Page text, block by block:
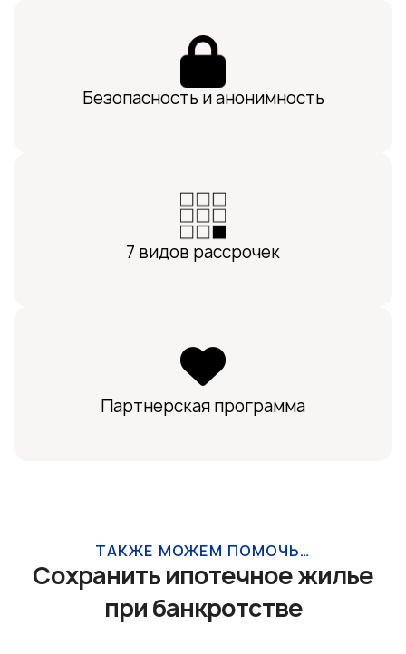
Безопасность и анонимность
7 видов рассрочек
Партнерская программа
ТАКЖЕ МОЖЕМ ПОМОЧЬ…
Сохранить ипотечное жилье
при банкротстве